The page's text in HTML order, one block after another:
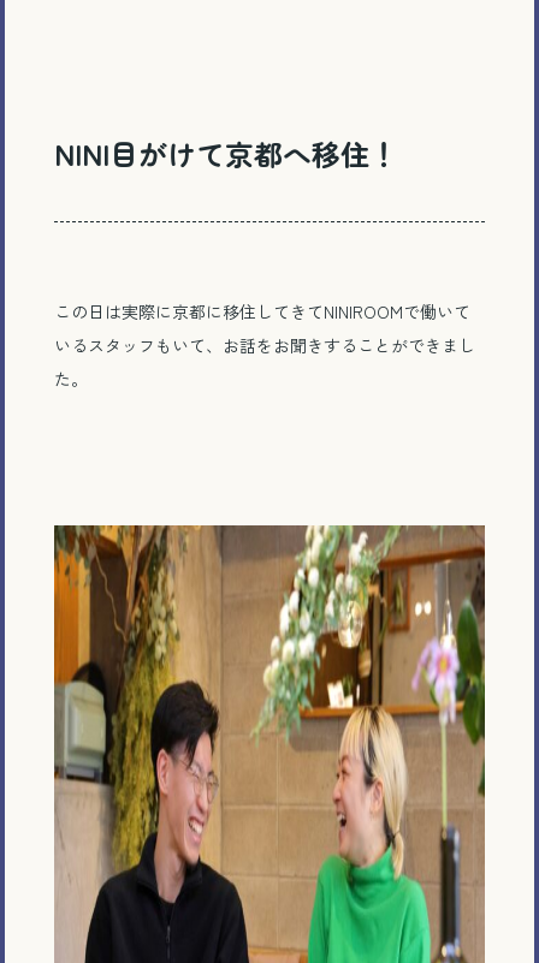
NINI目がけて京都へ移住！
この日は実際に京都に移住してきてNINIROOMで働いて
いるスタッフもいて、お話をお聞きすることができまし
た。